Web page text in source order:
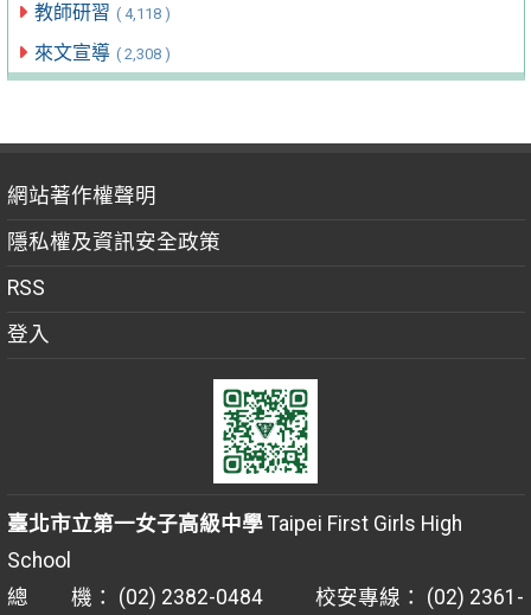
教師研習 ( 4,118 )
來文宣導 ( 2,308 )
網站著作權聲明
隱私權及資訊安全政策
RSS
登入
臺北市立第一女子高級中學Taipei First Girls High
School
總 機： (02) 2382-0484 校安專線： (02) 2361-